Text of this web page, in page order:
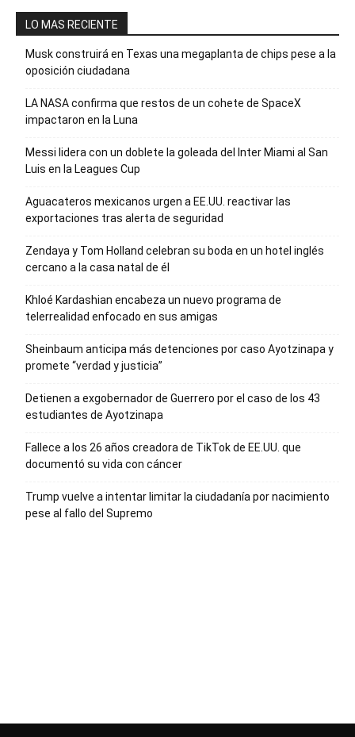
LO MAS RECIENTE
Musk construirá en Texas una megaplanta de chips pese a la
oposición ciudadana
LA NASA confirma que restos de un cohete de SpaceX
impactaron en la Luna
Messi lidera con un doblete la goleada del Inter Miami al San
Luis en la Leagues Cup
Aguacateros mexicanos urgen a EE.UU. reactivar las
exportaciones tras alerta de seguridad
Zendaya y Tom Holland celebran su boda en un hotel inglés
cercano a la casa natal de él
Khloé Kardashian encabeza un nuevo programa de
telerrealidad enfocado en sus amigas
Sheinbaum anticipa más detenciones por caso Ayotzinapa y
promete “verdad y justicia”
Detienen a exgobernador de Guerrero por el caso de los 43
estudiantes de Ayotzinapa
Fallece a los 26 años creadora de TikTok de EE.UU. que
documentó su vida con cáncer
Trump vuelve a intentar limitar la ciudadanía por nacimiento
pese al fallo del Supremo